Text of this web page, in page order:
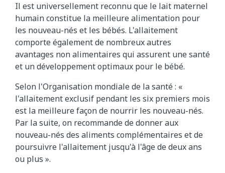
Il est universellement reconnu que le lait maternel
humain constitue la meilleure alimentation pour
les nouveau-nés et les bébés. L'allaitement
comporte également de nombreux autres
avantages non alimentaires qui assurent une santé
et un développement optimaux pour le bébé.
Selon l'Organisation mondiale de la santé : «
l'allaitement exclusif pendant les six premiers mois
est la meilleure façon de nourrir les nouveau-nés.
Par la suite, on recommande de donner aux
nouveau-nés des aliments complémentaires et de
poursuivre l'allaitement jusqu'à l'âge de deux ans
ou plus ».